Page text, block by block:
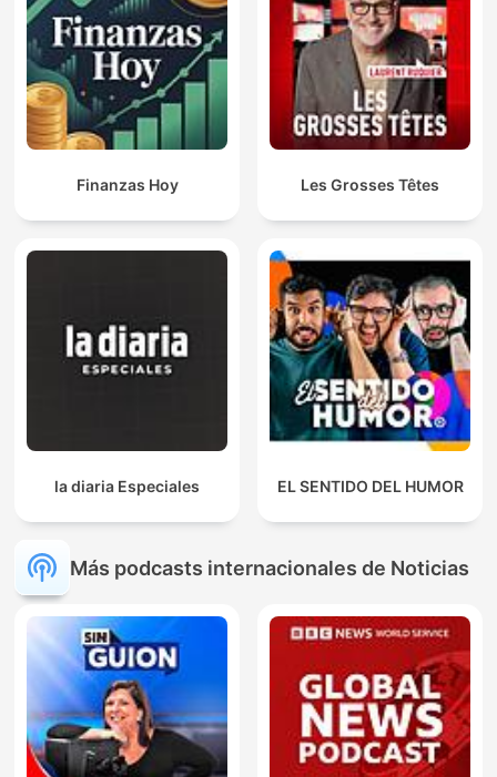
Finanzas Hoy Les Grosses Têtes
la diaria Especiales EL SENTIDO DEL HUMOR
Más podcasts internacionales de Noticias